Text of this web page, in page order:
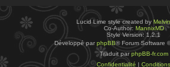
Lucid Lime style created by
Co-Author: MannixMD
Style Version: 1.2.1
Développé par phpBB® Forum Software
Traduit parphpBB-fr.com
Confidentialité | Conditions